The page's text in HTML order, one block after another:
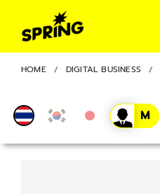
HOME DIGITAL BUSINESS